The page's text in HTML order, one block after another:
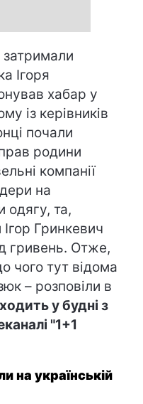
Ігоря
хабар у
із керівників
почали
родини
компанії
на
одягу, та,
Гринкевич
гривень. Отже,
чого тут відома
– розповіли в
у будні з
"1+1
на українській